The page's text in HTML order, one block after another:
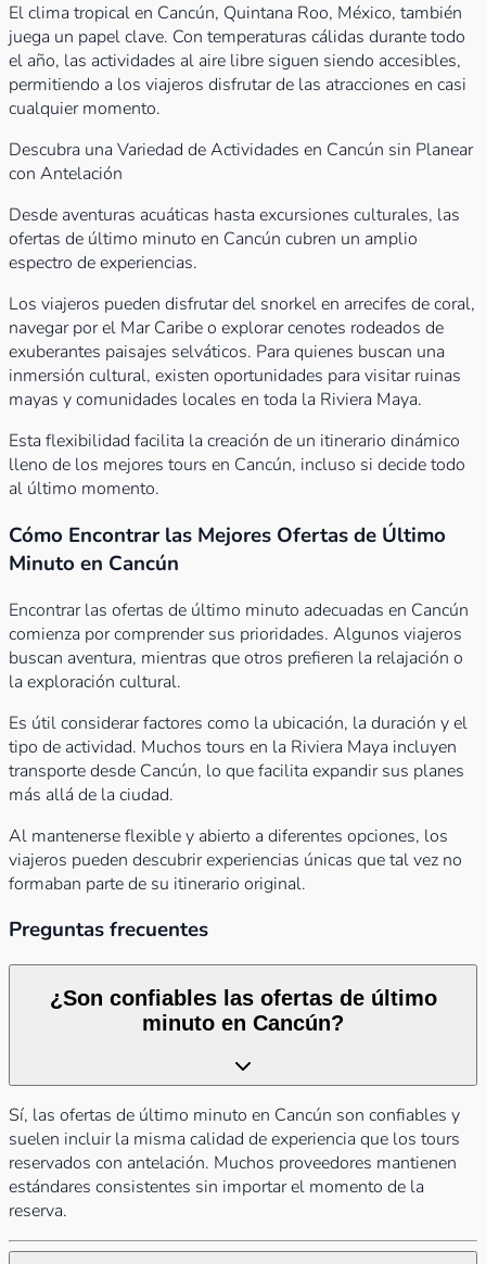
El clima tropical en Cancún, Quintana Roo, México, también
juega un papel clave. Con temperaturas cálidas durante todo
el año, las actividades al aire libre siguen siendo accesibles,
permitiendo a los viajeros disfrutar de las atracciones en casi
cualquier momento.
Descubra una Variedad de Actividades en Cancún sin Planear
con Antelación
Desde aventuras acuáticas hasta excursiones culturales, las
ofertas de último minuto en Cancún cubren un amplio
espectro de experiencias.
Los viajeros pueden disfrutar del snorkel en arrecifes de coral,
navegar por el Mar Caribe o explorar cenotes rodeados de
exuberantes paisajes selváticos. Para quienes buscan una
inmersión cultural, existen oportunidades para visitar ruinas
mayas y comunidades locales en toda la Riviera Maya.
Esta flexibilidad facilita la creación de un itinerario dinámico
lleno de los mejores tours en Cancún, incluso si decide todo
al último momento.
Cómo Encontrar las Mejores Ofertas de Último
Minuto en Cancún
Encontrar las ofertas de último minuto adecuadas en Cancún
comienza por comprender sus prioridades. Algunos viajeros
buscan aventura, mientras que otros prefieren la relajación o
la exploración cultural.
Es útil considerar factores como la ubicación, la duración y el
tipo de actividad. Muchos tours en la Riviera Maya incluyen
transporte desde Cancún, lo que facilita expandir sus planes
más allá de la ciudad.
Al mantenerse flexible y abierto a diferentes opciones, los
viajeros pueden descubrir experiencias únicas que tal vez no
formaban parte de su itinerario original.
Preguntas frecuentes
¿Son confiables las ofertas de último
minuto en Cancún?
Sí, las ofertas de último minuto en Cancún son confiables y
suelen incluir la misma calidad de experiencia que los tours
reservados con antelación. Muchos proveedores mantienen
estándares consistentes sin importar el momento de la
reserva.